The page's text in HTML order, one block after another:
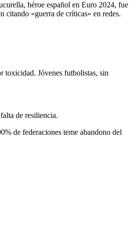
héroe español en Euro 2024, fue
citando «guerra de críticas» en redes.
toxicidad. Jóvenes futbolistas, sin
de resiliencia.
de federaciones teme abandono del